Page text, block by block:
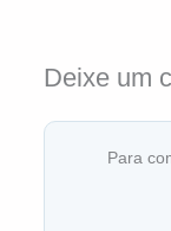
Deixe um
Para